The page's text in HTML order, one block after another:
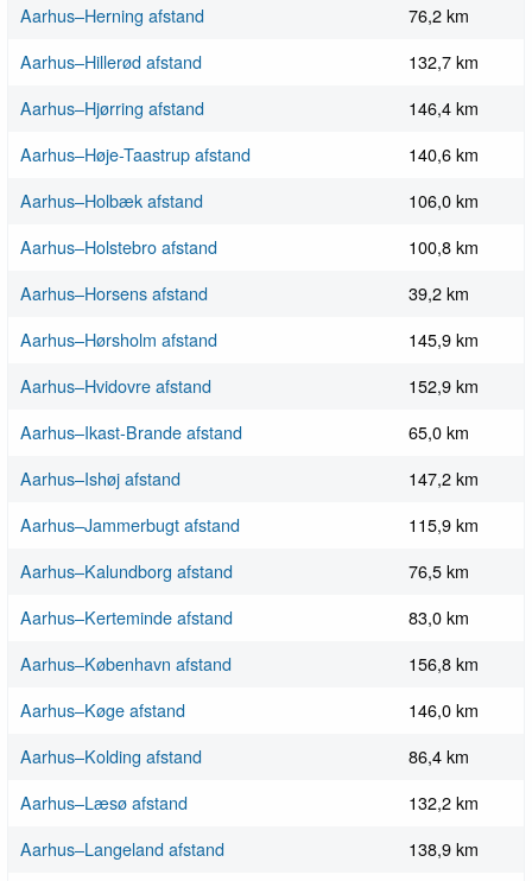
Aarhus–Herning afstand
76,2 km
Aarhus–Hillerød afstand
132,7 km
Aarhus–Hjørring afstand
146,4 km
Aarhus–Høje-Taastrup afstand
140,6 km
Aarhus–Holbæk afstand
106,0 km
Aarhus–Holstebro afstand
100,8 km
Aarhus–Horsens afstand
39,2 km
Aarhus–Hørsholm afstand
145,9 km
Aarhus–Hvidovre afstand
152,9 km
Aarhus–Ikast-Brande afstand
65,0 km
Aarhus–Ishøj afstand
147,2 km
Aarhus–Jammerbugt afstand
115,9 km
Aarhus–Kalundborg afstand
76,5 km
Aarhus–Kerteminde afstand
83,0 km
Aarhus–København afstand
156,8 km
Aarhus–Køge afstand
146,0 km
Aarhus–Kolding afstand
86,4 km
Aarhus–Læsø afstand
132,2 km
Aarhus–Langeland afstand
138,9 km